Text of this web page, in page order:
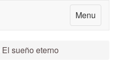
Menu
sueño eterno